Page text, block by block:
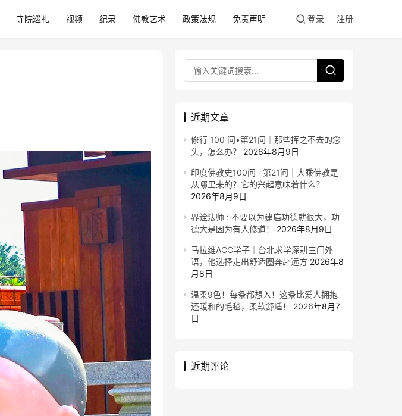
寺院巡礼 视频 纪录 佛教艺术 政策法规 免责声明 登录 注册
近期文章
修行 100 问•第21问｜那些挥之不去的念
头，怎么办？
2026年8月9日
印度佛教史100问 · 第21问｜大乘佛教是
从哪里来的？它的兴起意味着什么？
2026年8月9日
界诠法师 : 不要以为建庙功德就很大，功
德大是因为有人修道！
2026年8月9日
马拉维ACC学子｜台北求学深耕三门外
语，他选择走出舒适圈奔赴远方 2026年8
月8日
温柔9色！每条都想入！这条比爱人拥抱
还暖和的毛毯，柔软舒适！
2026年8月7
日
近期评论